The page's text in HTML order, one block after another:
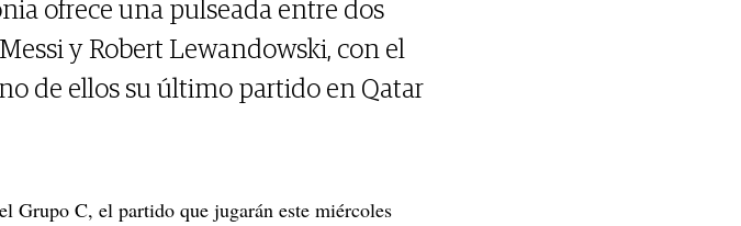
ofrece una pulseada entre dos
y Robert Lewandowski, con el
de ellos su último partido en Qatar
Grupo C, el partido que jugarán este miércoles